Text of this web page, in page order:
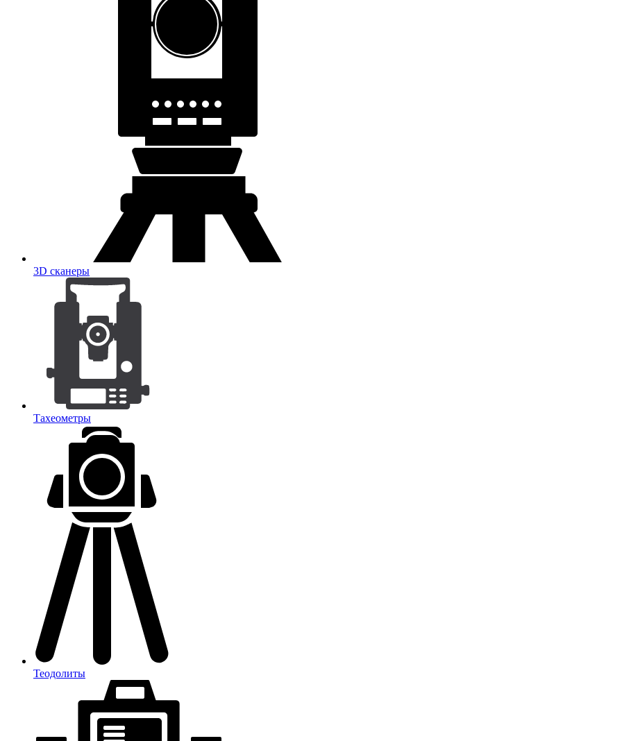
3D сканеры
Тахеометры
Теодолиты